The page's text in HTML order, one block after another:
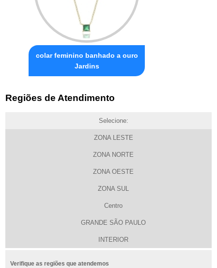
colar feminino banhado a ouro
Jardins
Regiões de Atendimento
Selecione:
ZONA LESTE
ZONA NORTE
ZONA OESTE
ZONA SUL
Centro
GRANDE SÃO PAULO
INTERIOR
Verifique as regiões que atendemos